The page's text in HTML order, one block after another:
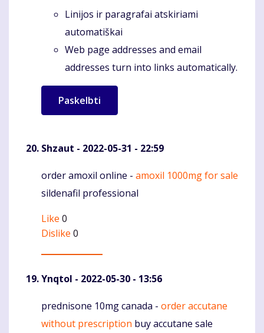
Linijos ir paragrafai atskiriami
automatiškai
Web page addresses and email
addresses turn into links automatically.
Shzaut - 2022-05-31 - 22:59
Komentaras
order amoxil online - amoxil 1000mg for sale
sildenafil professional
Like 0
Dislike 0
Ynqtol - 2022-05-30 - 13:56
Komentaras
prednisone 10mg canada - order accutane
without prescription buy accutane sale